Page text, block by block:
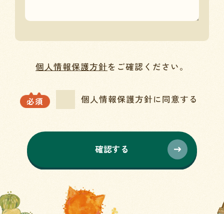
個人情報保護方針をご確認ください。
必須 個人情報保護方針に同意する
確認する